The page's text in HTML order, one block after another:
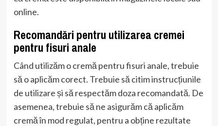
online.
Recomandări pentru utilizarea cremei
pentru fisuri anale
Când utilizăm o cremă pentru fisuri anale, trebuie
să o aplicăm corect. Trebuie să citim instrucțiunile
de utilizare și să respectăm doza recomandată. De
asemenea, trebuie să ne asigurăm că aplicăm
cremă în mod regulat, pentru a obține rezultate